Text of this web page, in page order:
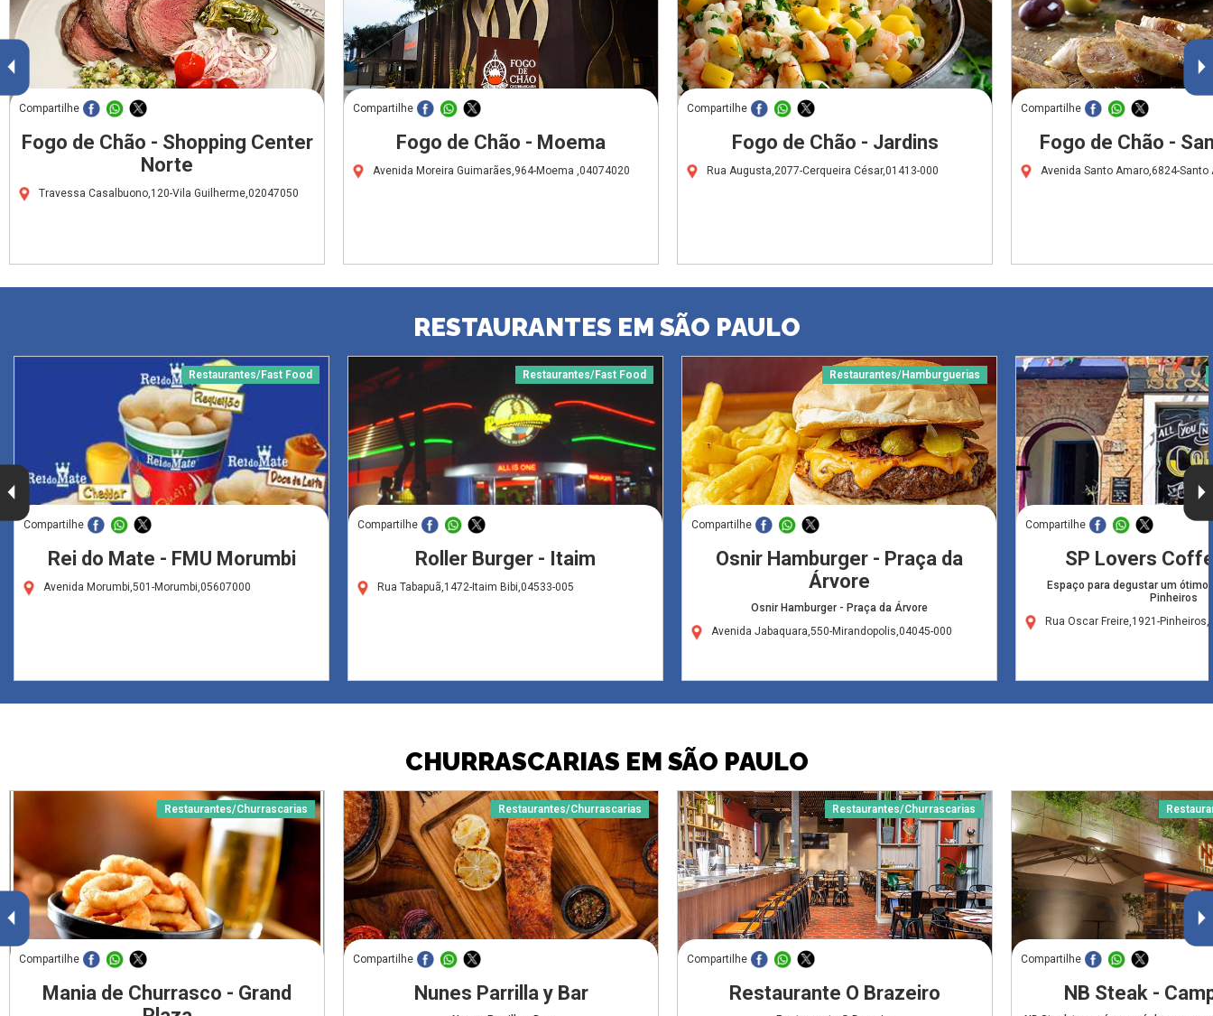
Compartilhe
Fogo de Chão - Shopping Center
Norte
Travessa Casalbuono,120-Vila Guilherme,02047050
Compartilhe
Fogo de Chão - Moema
Avenida Moreira Guimarães,964-Moema ,04074020
Compartilhe
Fogo de Chão - Jardins
Rua Augusta,2077-Cerqueira César,01413-000
Compartilhe
Fogo de Chão -
Avenida Santo Amaro,6824-
RESTAURANTES EM SÃO PAULO
Restaurantes/Fast Food
Compartilhe
Rei do Mate - FMU Morumbi
Avenida Morumbi,501-Morumbi,05607000
Restaurantes/Fast Food
Compartilhe
Roller Burger - Itaim
Rua Tabapuã,1472-Itaim Bibi,04533-005
Restaurantes/Hamburguerias
Compartilhe
Osnir Hamburger - Praça da
Árvore
Osnir Hamburger - Praça da Árvore
Avenida Jabaquara,550-Mirandopolis,04045-000
Compartilhe
SP Lovers
Espaço para degustar um ótimo
Pinheiros
Rua Oscar Freire,1921-
CHURRASCARIAS EM SÃO PAULO
Restaurantes/Churrascarias
Compartilhe
Mania de Churrasco - Grand
Restaurantes/Churrascarias
Compartilhe
Nunes Parrilla y Bar
Restaurantes/Churrascarias
Compartilhe
Restaurante O Brazeiro
Compartilhe
NB Steak -